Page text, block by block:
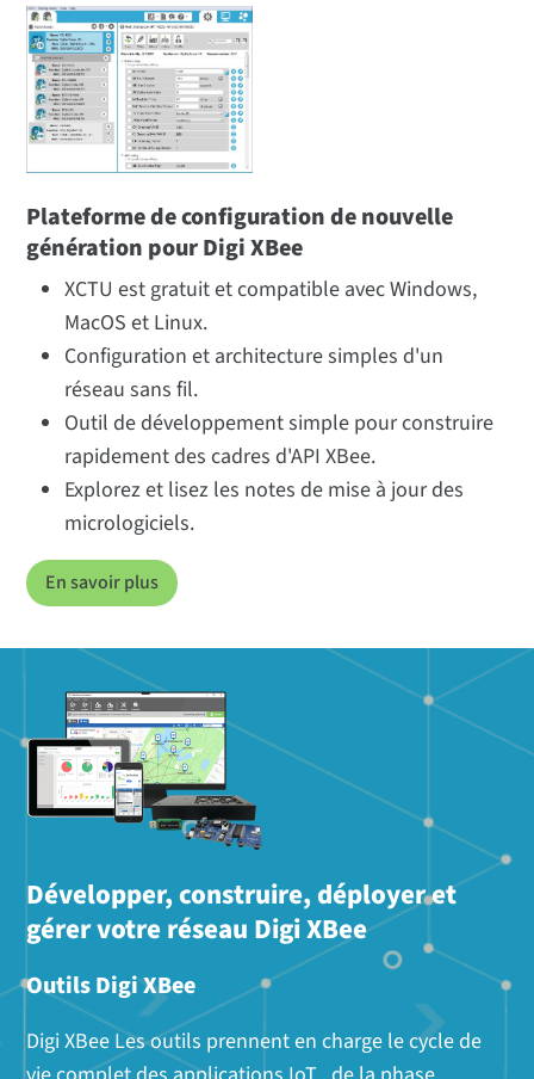
Plateforme de configuration de nouvelle
génération pour Digi XBee
XCTU est gratuit et compatible avec Windows,
MacOS et Linux.
Configuration et architecture simples d'un
réseau sans fil.
Outil de développement simple pour construire
rapidement des cadres d'API XBee.
Explorez et lisez les notes de mise à jour des
micrologiciels.
En savoir plus
Développer, construire, déployer et
gérer votre réseau Digi XBee
Outils Digi XBee
Digi XBee Les outils prennent en charge le cycle de